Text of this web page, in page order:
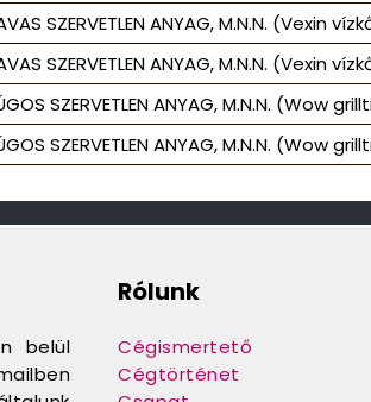
SZERVETLEN ANYAG, M.N.N. (Vexin
SZERVETLEN ANYAG, M.N.N. (Vexin
SZERVETLEN ANYAG, M.N.N. (Wow
SZERVETLEN ANYAG, M.N.N. (Wow
belül
Rólunk
Cégismertető
Cégtörténet